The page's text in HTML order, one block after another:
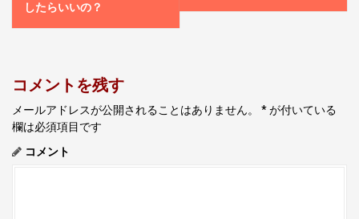
t
a
v
i
g
a
したらいいの？
コメントを残す
メールアドレスが公開されることはありません。 *が付いている
欄は必須項目です
コメント